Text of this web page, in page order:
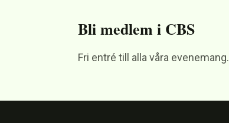
Bli medlem i CBS
Fri entré till alla våra evenemang.